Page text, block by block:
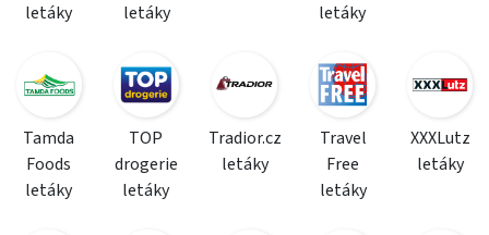
letáky
letáky
letáky
Tamda
Foods
letáky
TOP
drogerie
letáky
Tradior.cz
letáky
Travel
Free
letáky
XXXLutz
letáky